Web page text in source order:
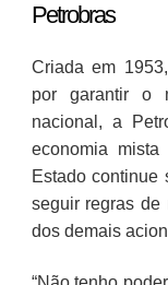
Petrobras
Criada em
por garantir o
nacional, a
economia
Estado
seguir regras de
dos demais